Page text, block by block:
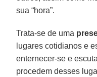
sua “hora”.
Trata-se de uma
lugares cotidianos e
enternecer-se e
procedem desses